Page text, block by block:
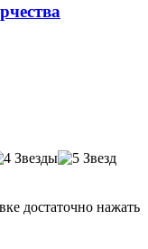
достаточно нажать